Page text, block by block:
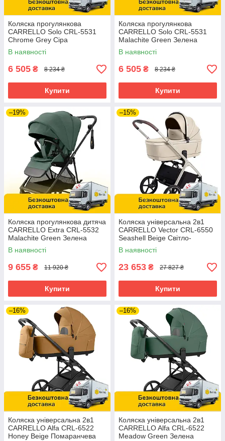
Коляска прогулянкова
CARRELLO Solo CRL-5531
Chrome Grey Сіра
В наявності
6 505 ₴ 8 234 ₴
Купити
Коляска прогулянкова
CARRELLO Solo CRL-5531
Malachite Green Зелена
В наявності
6 505 ₴ 8 234 ₴
Купити
–19%
Коляска прогулянкова дитяча
CARRELLO Extra CRL-5532
Malachite Green Зелена
В наявності
9 655 ₴ 11 920 ₴
Купити
–15%
Коляска універсальна 2в1
CARRELLO Vector CRL-6550
Seashell Beige Світло-
бежевий
В наявності
23 653 ₴ 27 827 ₴
Купити
–16%
Коляска універсальна 2в1
CARRELLO Alfa CRL-6522
Honey Beige Помаранчева
–16%
Коляска універсальна 2в1
CARRELLO Alfa CRL-6522
Meadow Green Зелена